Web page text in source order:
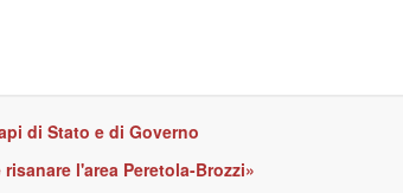
di Stato e di Governo
l'area Peretola-Brozzi»